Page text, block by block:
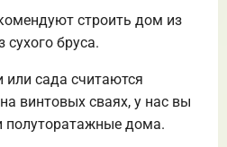
строить дом из
сухого бруса.
сада считаются
винтовых сваях, у нас вы
полуторатажные дома.